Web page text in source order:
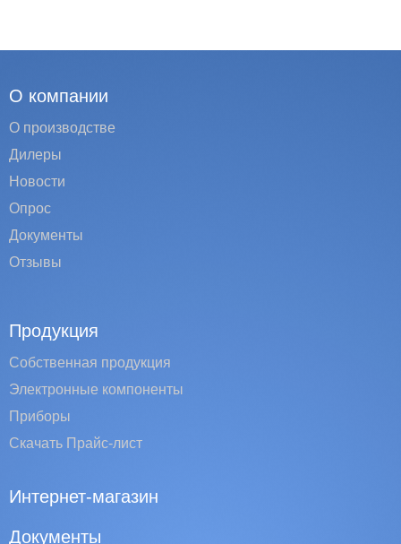
О компании
О производстве
Дилеры
Новости
Опрос
Документы
Отзывы
Продукция
Собственная продукция
Электронные компоненты
Приборы
Скачать Прайс-лист
Интернет-магазин
Документы